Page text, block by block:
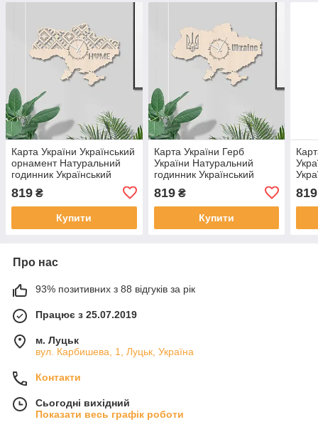
Карта України Український
орнамент Натуральний
годинник Український
Красивий декор стіни
Фігурний годинни
819 ₴
Купити
Карта України Герб
України Натуральний
годинник Український
Красивий декор стіни
Фігурний годинник
819₴
Купити
819
Про нас
93% позитивних з 88 відгуків за рік
Працює з 25.07.2019
м. Луцьк
вул. Карбишева, 1, Луцьк, Україна
Контакти
Сьогодні вихідний
Показати весь графік роботи